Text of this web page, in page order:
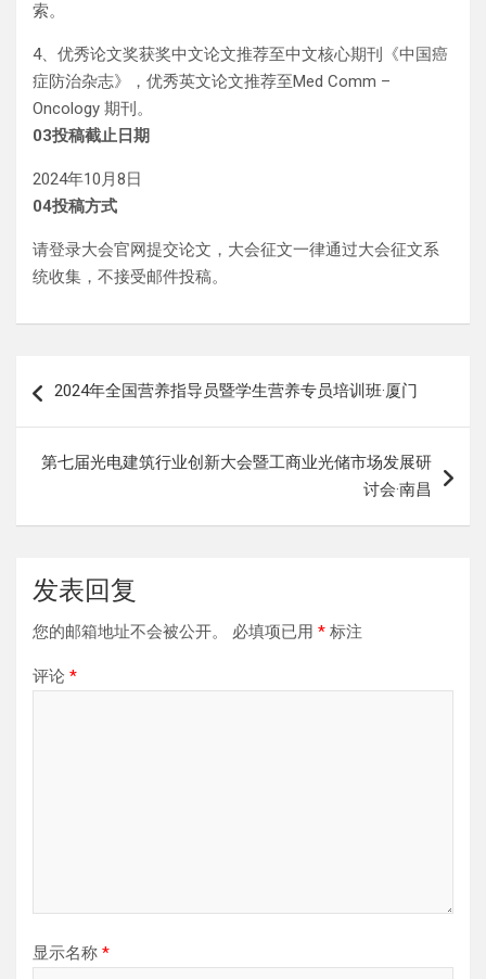
索。
4、优秀论文奖获奖中文论文推荐至中文核心期刊《中国癌
症防治杂志》，优秀英文论文推荐至Med Comm –
Oncology 期刊。
03投稿截止日期
2024年10月8日
04投稿方式
请登录大会官网提交论文，大会征文一律通过大会征文系
统收集，不接受邮件投稿。
章
航
2024年全国营养指导员暨学生营养专员培训班·厦门
第七届光电建筑行业创新大会暨工商业光储市场发展研
讨会·南昌
发表回复
您的邮箱地址不会被公开。 必填项已用 * 标注
评论 *
显示名称 *